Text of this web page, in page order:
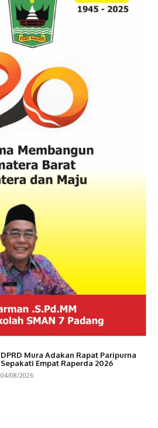
DPRD Mura Adakan Rapat Paripurna
Sepakati Empat Raperda 2026
04/08/2026